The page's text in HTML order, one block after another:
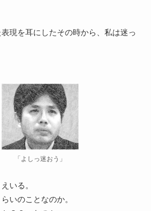
現を耳にしたその時から、私は迷っ
「よしっ迷おう」
いる。
いのことなのか。